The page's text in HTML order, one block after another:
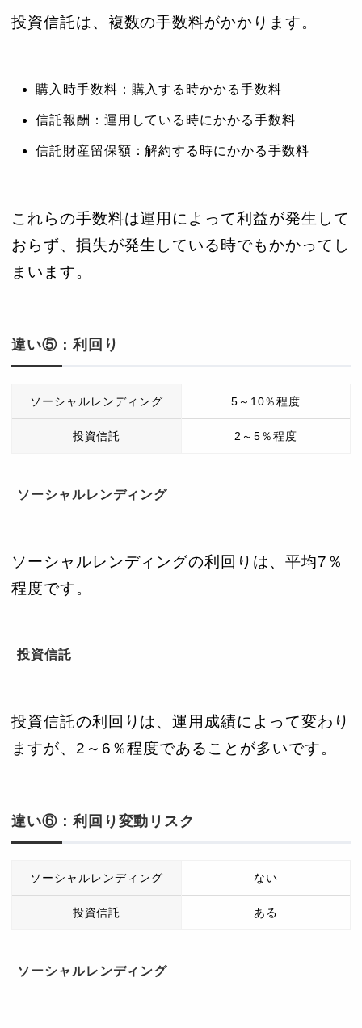
投資信託は、複数の手数料がかかります。
購入時手数料：購入する時かかる手数料
信託報酬：運用している時にかかる手数料
信託財産留保額：解約する時にかかる手数料
これらの手数料は運用によって利益が発生して
おらず、損失が発生している時でもかかってし
まいます。
違い⑤：利回り
ソーシャルレンディング 5～10％程度
投資信託 2～5％程度
ソーシャルレンディング
ソーシャルレンディングの利回りは、平均7％
程度です。
投資信託
投資信託の利回りは、運用成績によって変わり
ますが、2～6％程度であることが多いです。
違い⑥：利回り変動リスク
ソーシャルレンディング ない
投資信託 ある
ソーシャルレンディング